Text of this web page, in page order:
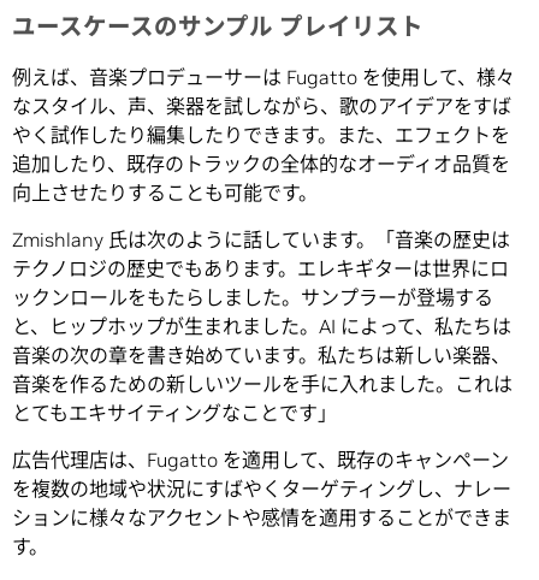
ユースケースのサンプル プレイリスト
例えば、音楽プロデューサーは Fugatto を使用して、様々
なスタイル、声、楽器を試しながら、歌のアイデアをすば
やく試作したり編集したりできます。また、エフェクトを
追加したり、既存のトラックの全体的なオーディオ品質を
向上させたりすることも可能です。
Zmishlany 氏は次のように話しています。「音楽の歴史は
テクノロジの歴史でもあります。エレキギターは世界にロ
ックンロールをもたらしました。サンプラーが登場する
と、ヒップホップが生まれました。AI によって、私たちは
音楽の次の章を書き始めています。私たちは新しい楽器、
音楽を作るための新しいツールを手に入れました。これは
とてもエキサイティングなことです」
広告代理店は、Fugatto を適用して、既存のキャンペーン
を複数の地域や状況にすばやくターゲティングし、ナレー
ションに様々なアクセントや感情を適用することができま
す。